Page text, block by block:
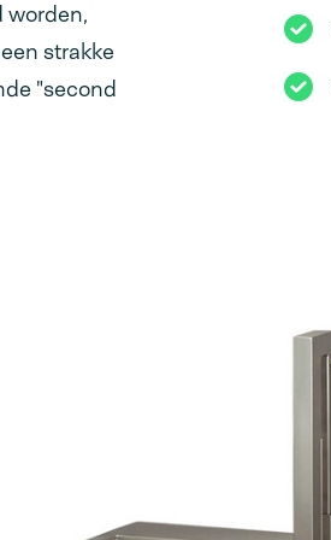
worden,
strakke
"second